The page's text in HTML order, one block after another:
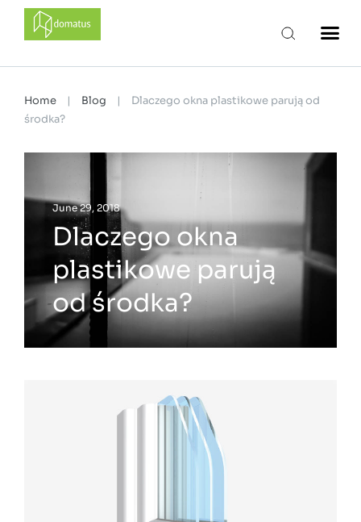
Home | Blog |
Dlaczego okna plastikowe parują od
środka?
June 29, 2018
Dlaczego okna
plastikowe parują
od środka?